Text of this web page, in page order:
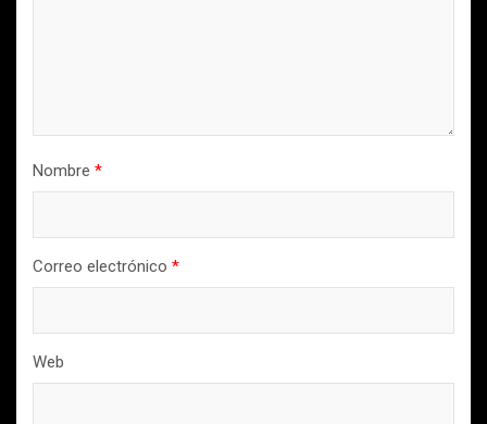
Nombre *
Correo electrónico *
Web